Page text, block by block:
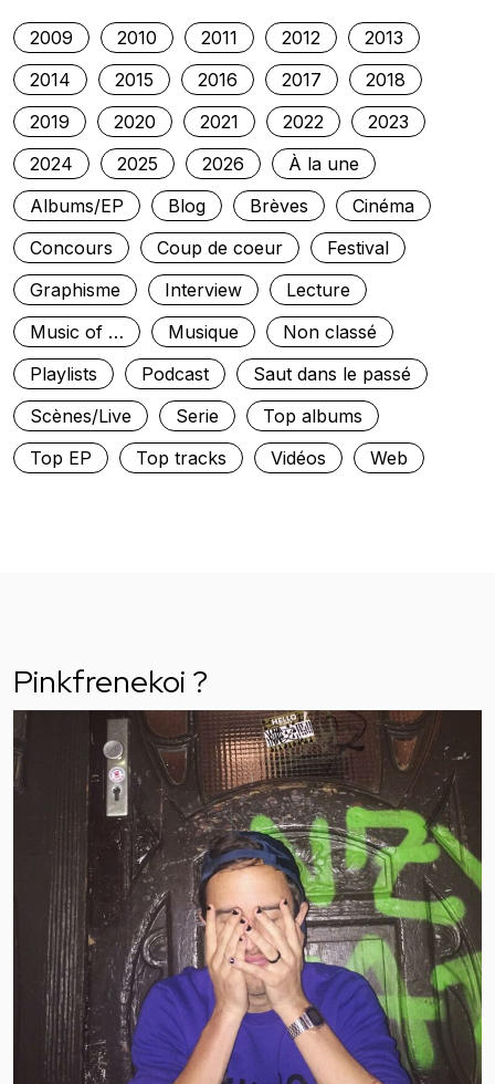
2009 2010 2011 2012
2013
2014
2015 2016 2017
2018
2019
2020 2021 2022
2023
2024
2025 2026
À la une
Albums/EP
Blog Brèves
Cinéma
Concours
Coup de coeur
Festival
Graphisme
Interview
Lecture
Music of …
Musique
Non classé
Playlists
Podcast
Saut dans le passé
Scènes/Live
Serie
Top albums
Top EP
Top tracks Vidéos Web
Pinkfrenekoi ?